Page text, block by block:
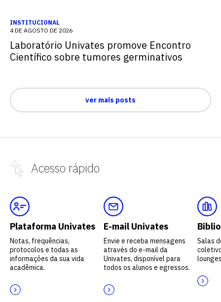
INSTITUCIONAL
4 DE AGOSTO DE 2026
Laboratório Univates promove Encontro
Científico sobre tumores germinativos
ver mais posts
Acesso rápido
Plataforma Univates
Notas, frequências,
protocolos e todas as
informações da sua vida
acadêmica.
E-mail Univates
Envie e receba mensagens
através do e-mail da
Univates, disponível para
todos os alunos e egressos.
Salas